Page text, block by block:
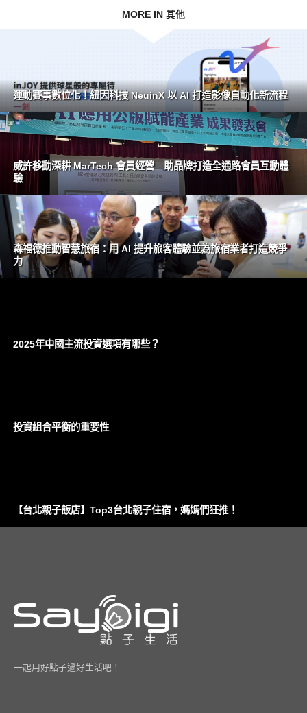
MORE IN 其他
運動賽事數位化！紐因科技 NeuinX 以 AI 打造影像自動化新流程
威許移動深耕 MarTech 會員經營 助品牌打造全通路會員互動體
驗
森福德推動智慧旅宿：用 AI 提升旅客體驗並為旅宿業者打造競爭
力
2025年中國主流投資選項有哪些？
投資組合平衡的重要性
【台北親子飯店】Top3台北親子住宿，媽媽們狂推！
一起用好點子過好生活吧！